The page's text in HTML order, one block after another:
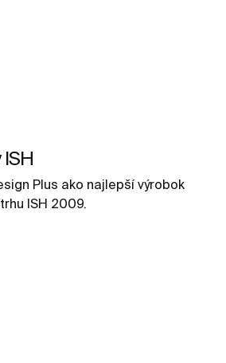
Plus ako najlepší výrobok
ISH 2009.